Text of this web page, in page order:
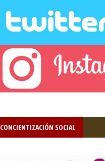
CONCIENTIZACIÓN SOCIAL